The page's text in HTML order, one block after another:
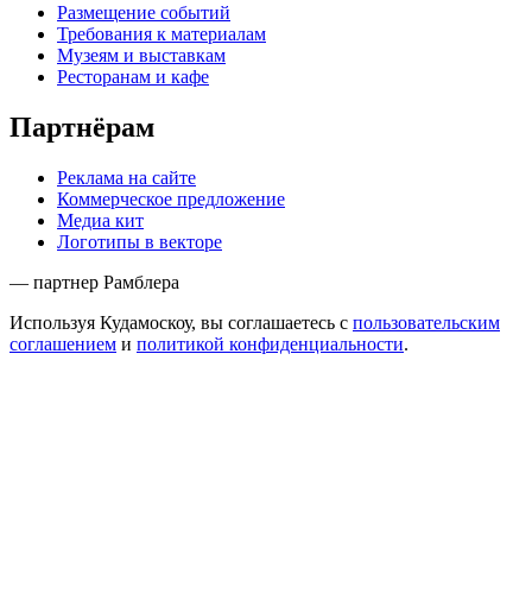
Размещение событий
Требования к материалам
Музеям и выставкам
Ресторанам и кафе
Партнёрам
Реклама на сайте
Коммерческое предложение
Медиа кит
Логотипы в векторе
— партнер Рамблера
Используя Кудамоскоу, вы соглашаетесь с пользовательским
соглашением и политикой конфиденциальности.